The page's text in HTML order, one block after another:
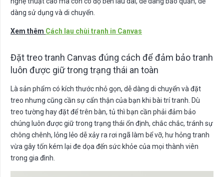
dàng sử dụng và di chuyển.
Xem thêm Cách lau chùi tranh in Canvas
Đặt treo tranh Canvas đúng cách để đảm bảo tranh
luôn được giữ trong trạng thái an toàn
Là sản phẩm có kích thước nhỏ gọn, dễ dàng di chuyển và đặt
treo nhưng cũng cần sự cẩn thận của bạn khi bài trí tranh. Dù
treo tường hay đặt để trên bàn, tủ thì bạn cần phải đảm bảo
chúng luôn được giữ trong trạng thái ổn định, chắc chắc, tránh sự
chông chênh, lỏng lẻo dễ xảy ra rơi ngã làm bể vỡ, hư hỏng tranh
vừa gây tốn kém lại đe dọa đến sức khỏe của mọi thành viên
trong gia đình.